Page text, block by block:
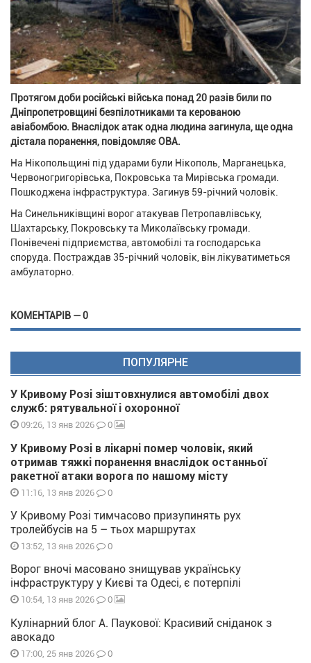
Протягом доби російські війська понад 20 разів били по
Дніпропетровщині безпілотниками та керованою
авіабомбою. Внаслідок атак одна людина загинула, ще одна
дістала поранення, повідомляє ОВА.
На Нікопольщині під ударами були Нікополь, Марганецька,
Червоногригорівська, Покровська та Мирівська громади.
Пошкоджена інфраструктура. Загинув 59-річний чоловік.
На Синельниківщині ворог атакував Петропавлівську,
Шахтарську, Покровську та Миколаївську громади.
Понівечені підприємства, автомобілі та господарська
споруда. Постраждав 35-річний чоловік, він лікуватиметься
амбулаторно.
КОМЕНТАРІВ — 0
ПОПУЛЯРНЕ
У Кривому Розі зіштовхнулися автомобілі двох
служб: рятувальної і охоронної
09:26, 13 янв 2026 0
У Кривому Розі в лікарні помер чоловік, який
отримав тяжкі поранення внаслідок останньої
ракетної атаки ворога по нашому місту
11:16, 13 янв 2026 0
У Кривому Розі тимчасово призупинять рух
тролейбусів на 5 – тьох маршрутах
13:52, 13 янв 2026 0
Ворог вночі масовано знищував українську
інфраструктуру у Києві та Одесі, є потерпілі
10:54, 13 янв 2026 0
Кулінарний блог А. Паукової: Красивий сніданок з
авокадо
17:00, 25 янв 2026 0